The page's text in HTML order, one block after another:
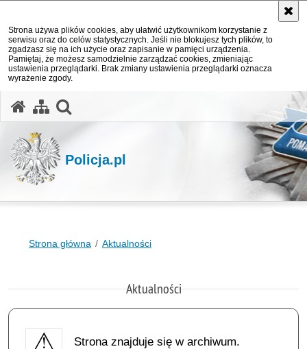
Strona używa plików cookies, aby ułatwić użytkownikom korzystanie z
serwisu oraz do celów statystycznych. Jeśli nie blokujesz tych plików, to
zgadzasz się na ich użycie oraz zapisanie w pamięci urządzenia.
Pamiętaj, że możesz samodzielnie zarządzać cookies, zmieniając
ustawienia przeglądarki. Brak zmiany ustawienia przeglądarki oznacza
wyrażenie zgody.
Policja.pl
Strona główna Aktualności
Aktualności
Strona znajduje się w archiwum.